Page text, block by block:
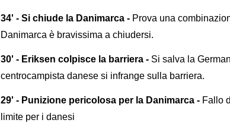
34' - Si chiude la Danimarca - Prova una
Danimarca è bravissima a chiudersi.
30' - Eriksen colpisce la barriera - Si salva la
centrocampista danese si infrange sulla barriera.
29' - Punizione pericolosa per la Danimarca - Fallo
limite per i danesi